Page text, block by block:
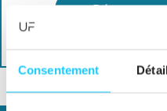
Consentement
Démarrer